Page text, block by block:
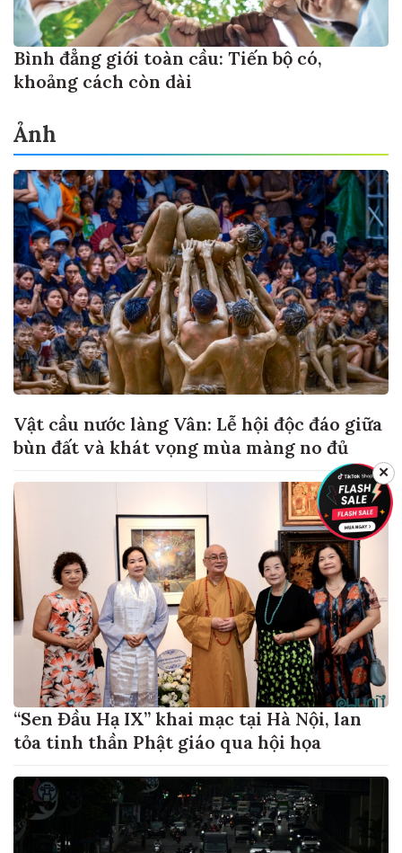
Bình đẳng giới toàn cầu: Tiến bộ có,
khoảng cách còn dài
Ảnh
Vật cầu nước làng Vân: Lễ hội độc đáo giữa
bùn đất và khát vọng mùa màng no đủ
“Sen Đầu Hạ IX” khai mạc tại Hà Nội, lan
tỏa tinh thần Phật giáo qua hội họa
✕